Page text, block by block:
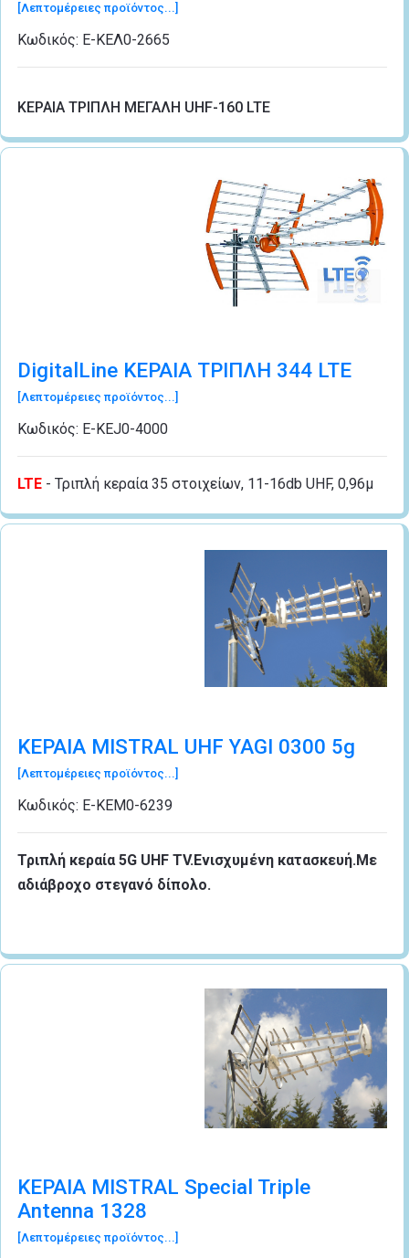
[Λεπτομέρειες προϊόντος...]
Κωδικός: Ε-ΚΕΛ0-2665
KEΡΑΙA ΤΡΙΠΛΗ ΜΕΓΑΛΗ UHF-160 LTE
DigitalLine ΚΕΡΑΙΑ ΤΡΙΠΛΗ 344 LTE
[Λεπτομέρειες προϊόντος...]
Κωδικός: Ε-ΚΕJ0-4000
LTE - Τριπλή κεραία 35 στοιχείων, 11-16db UHF, 0,96μ
ΚΕΡΑΙΑ MISTRAL UHF YAGI 0300 5g
[Λεπτομέρειες προϊόντος...]
Κωδικός: Ε-ΚΕΜ0-6239
Τριπλή κεραία 5G UHF TV.Ενισχυμένη κατασκευή.Με
αδιάβροχο στεγανό δίπολο.
ΚΕΡΑΙΑ MISTRAL Special Triple
Antenna 1328
[Λεπτομέρειες προϊόντος...]